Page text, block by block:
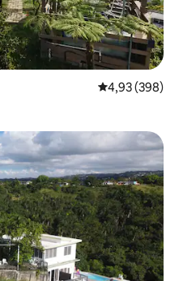
Średnia
4,93 (398)